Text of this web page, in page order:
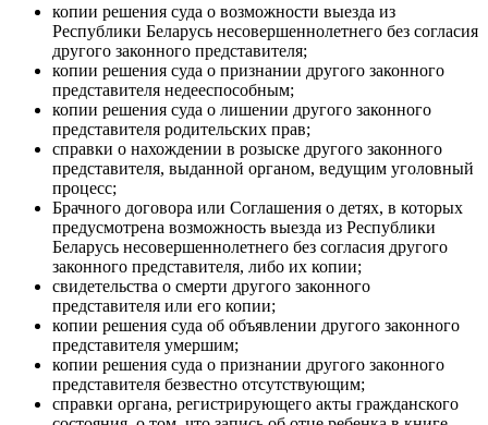
копии решения суда о возможности выезда из
Республики Беларусь несовершеннолетнего без согласия
другого законного представителя;
копии решения суда о признании другого законного
представителя недееспособным;
копии решения суда о лишении другого законного
представителя родительских прав;
справки о нахождении в розыске другого законного
представителя, выданной органом, ведущим уголовный
процесс;
Брачного договора или Соглашения о детях, в которых
предусмотрена возможность выезда из Республики
Беларусь несовершеннолетнего без согласия другого
законного представителя, либо их копии;
свидетельства о смерти другого законного
представителя или его копии;
копии решения суда об объявлении другого законного
представителя умершим;
копии решения суда о признании другого законного
представителя безвестно отсутствующим;
справки органа, регистрирующего акты гражданского